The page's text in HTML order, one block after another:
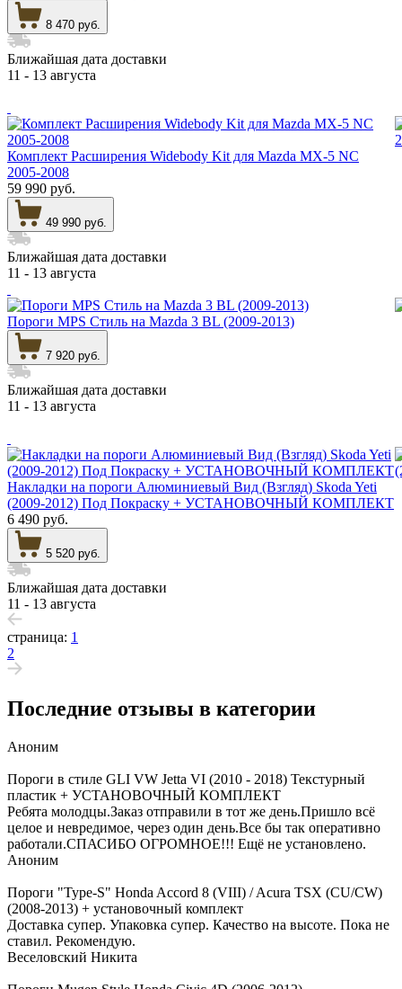
8 470 руб.
Ближайшая дата доставки
11 - 13 августа
Комплект Расширения Widebody Kit для Mazda MX-5 NC
2005-2008
59 990 руб.
49 990 руб.
Ближайшая дата доставки
11 - 13 августа
Пороги MPS Стиль на Mazda 3 BL (2009-2013)
7 920 руб.
Ближайшая дата доставки
11 - 13 августа
Накладки на пороги Алюминиевый Вид (Взгляд) Skoda Yeti
(2009-2012) Под Покраску + УСТАНОВОЧНЫЙ КОМПЛЕКТ
6 490 руб.
5 520 руб.
Ближайшая дата доставки
11 - 13 августа
страница: 1
2
Последние отзывы в категории
Аноним
Пороги в стиле GLI VW Jetta VI (2010 - 2018) Текстурный
пластик + УСТАНОВОЧНЫЙ КОМПЛЕКТ
Ребята молодцы.Заказ отправили в тот же день.Пришло всё
целое и невредимое, через один день.Все бы так оперативно
работали.СПАСИБО ОГРОМНОЕ!!! Ещё не установлено.
Аноним
Пороги "Type-S" Honda Accord 8 (VIII) / Acura TSX (CU/CW)
(2008-2013) + установочный комплект
Доставка супер. Упаковка супер. Качество на высоте. Пока не
ставил. Рекомендую.
Веселовский Никита